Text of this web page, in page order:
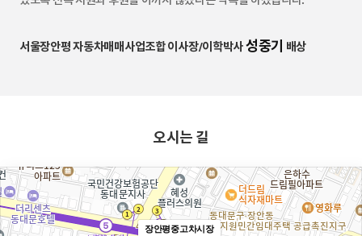
서울장안평 자동차매매사업조합 이사장/이학박사성중기 배상
오시는 길
장안평중고차시장